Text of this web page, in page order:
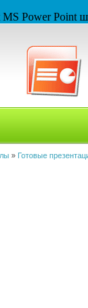
MS Power
» Готовые